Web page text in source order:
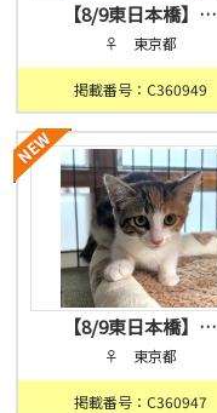
【8/9東日本橋】…
♀ 東京都
掲載番号：C360949
【8/9東日本橋】…
♀ 東京都
掲載番号：C360947